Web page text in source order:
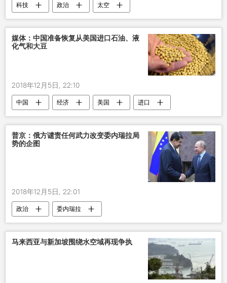
科技 政治 太空
媒体：中国准备恢复从美国进口石油、液
化气和大豆
2018年12月5日, 22:10
中国 经济 美国
进口
恢复
普京：俄方谴责任何武力改变委内瑞拉局
势的企图
2018年12月5日, 22:01
政治 委内瑞拉
马来西亚与新加坡围绕水空域再现争执